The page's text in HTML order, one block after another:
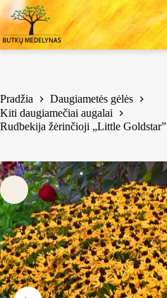
Pradžia
Daugiametės gėlės
Kiti daugiamečiai augalai
Rudbekija žėrinčioji „Little Goldstar”